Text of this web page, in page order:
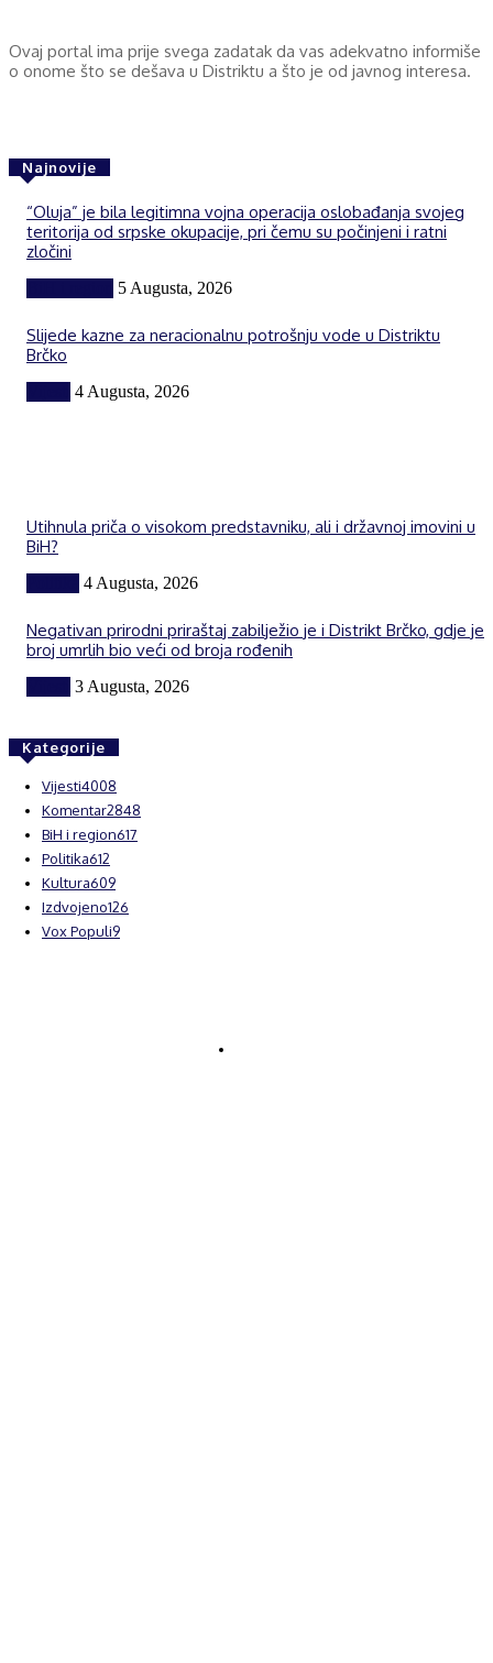
Ovaj portal ima prije svega zadatak da vas adekvatno informiše
o onome što se dešava u Distriktu a što je od javnog interesa.
Najnovije
“Oluja” je bila legitimna vojna operacija oslobađanja svojeg
teritorija od srpske okupacije, pri čemu su počinjeni i ratni
zločini
5 Augusta, 2026
Slijede kazne za neracionalnu potrošnju vode u Distriktu
Brčko
4 Augusta, 2026
Utihnula priča o visokom predstavniku, ali i državnoj imovini u
BiH?
4 Augusta, 2026
Negativan prirodni priraštaj zabilježio je i Distrikt Brčko, gdje je
broj umrlih bio veći od broja rođenih
3 Augusta, 2026
Kategorije
Vijesti4008
Komentar2848
BiH i region617
Politika612
Kultura609
Izdvojeno126
Vox Populi9